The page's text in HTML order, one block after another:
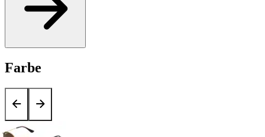
Farbe